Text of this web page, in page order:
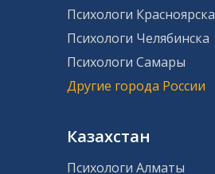
Психологи Красноярска
Психологи Челябинска
Психологи Самары
Другие города России
Казахстан
Психологи Алматы